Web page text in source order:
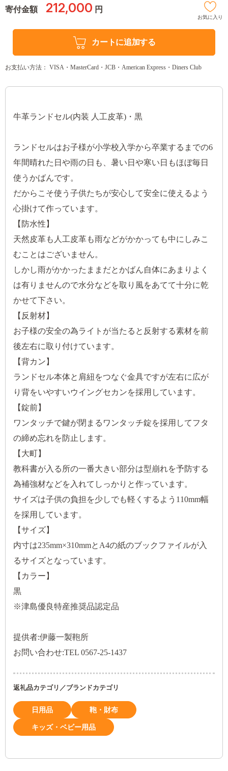
寄付金額 212,000 円
お気に入り
カートに追加する
お支払い方法： VISA・MasterCard・JCB・American Express・Diners Club
牛革ランドセル(内装 人工皮革)・黒
ランドセルはお子様が小学校入学から卒業するまでの6
年間晴れた日や雨の日も、暑い日や寒い日もほぼ毎日
使うかばんです。
だからこそ使う子供たちが安心して安全に使えるよう
心掛けて作っています。
【防水性】
天然皮革も人工皮革も雨などがかかっても中にしみこ
むことはございません。
しかし雨がかかったままだとかばん自体にあまりよく
は有りませんので水分などを取り風をあてて十分に乾
かせて下さい。
【反射材】
お子様の安全の為ライトが当たると反射する素材を前
後左右に取り付けています。
【背カン】
ランドセル本体と肩紐をつなぐ金具ですが左右に広が
り背をいやすいウイングセカンを採用しています。
【錠前】
ワンタッチで鍵が閉まるワンタッチ錠を採用してフタ
の締め忘れを防止します。
【大町】
教科書が入る所の一番大きい部分は型崩れを予防する
為補強材などを入れてしっかりと作っています。
サイズは子供の負担を少しでも軽くするよう110mm幅
を採用しています。
【サイズ】
内寸は235mm×310mmとA4の紙のブックファイルが入
るサイズとなっています。
【カラー】
黒
※津島優良特産推奨品認定品
提供者:伊藤一製鞄所
お問い合わせ:TEL 0567-25-1437
返礼品カテゴリ／ブランドカテゴリ
日用品 鞄・財布
キッズ・ベビー用品